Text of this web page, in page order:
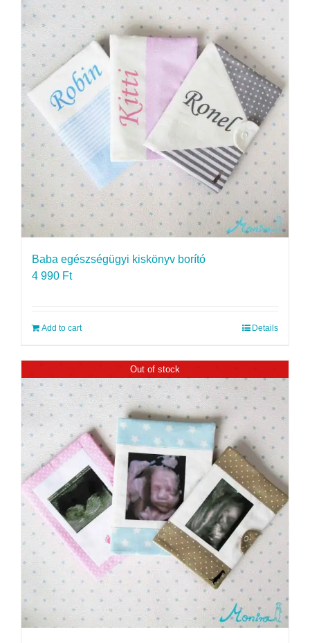
Baba egészségügyi kiskönyv borító
4 990 Ft
Add to cart Details
Out of stock